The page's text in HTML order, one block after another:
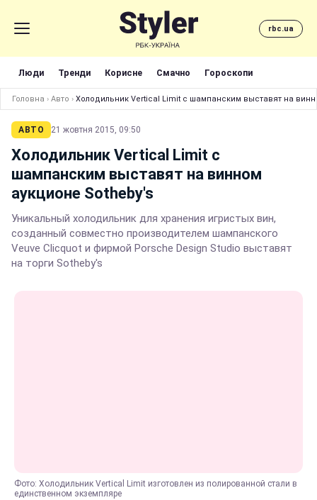
rbc.ua
Люди Тренди Корисне Смачно Гороскопи
Головна › Авто › Холодильник Vertical Limit с шампанским выставят на
АВТО 21 жовтня 2015, 09:50
Холодильник Vertical Limit с
шампанским выставят на винном
аукционе Sotheby's
Уникальный холодильник для хранения игристых вин,
созданный совместно производителем шампанского
Veuve Clicquot и фирмой Porsche Design Studio выставят
на торги Sotheby's
Фото: Холодильник Vertical Limit изготовлен из полированной стали в
единственном экземпляре